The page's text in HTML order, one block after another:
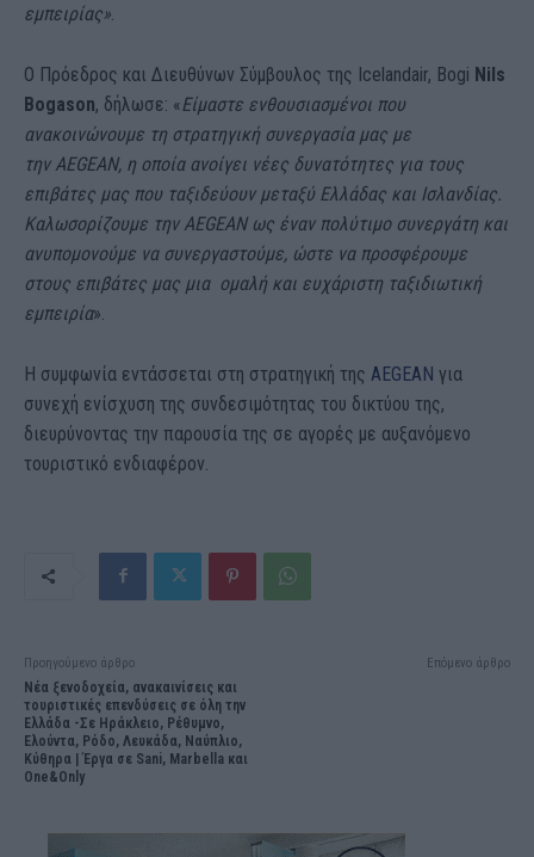
εμπειρίας»
Ο Πρόεδρος και Διευθύνων Σύμβουλος της Icelandair, Bogi Nils
Bogason, δήλωσε: «Είμαστε ενθουσιασμένοι που
ανακοινώνουμε τη στρατηγική συνεργασία μας με
την AEGEAN, η οποία ανοίγει νέες δυνατότητες για τους
επιβάτες μας που ταξιδεύουν μεταξύ Ελλάδας και Ισλανδίας.
Καλωσορίζουμε την AEGEANως έναν πολύτιμο συνεργάτη και
ανυπομονούμε να συνεργαστούμε, ώστε να προσφέρουμε
στους επιβάτες μας μια ομαλή και ευχάριστη ταξιδιωτική
εμπειρία».
Η συμφωνία εντάσσεται στη στρατηγική της AEGEAN για
συνεχή ενίσχυση της συνδεσιμότητας του δικτύου της,
διευρύνοντας την παρουσία της σε αγορές με αυξανόμενο
τουριστικό ενδιαφέρον.
Προηγούμενο άρθρο
Νέα ξενοδοχεία, ανακαινίσεις και
τουριστικές επενδύσεις σε όλη την
Ελλάδα -Σε Ηράκλειο, Ρέθυμνο,
Ελούντα, Ρόδο, Λευκάδα, Ναύπλιο,
Κύθηρα | Έργα σε Sani, Marbella και
One&Only
Επόμενο άρθρο